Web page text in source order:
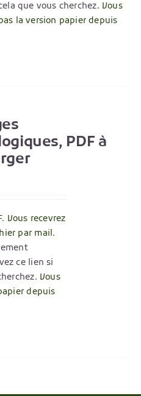
que vous cherchez. Vous
la version papier depuis
PDF à
Vous recevrez
par mail.
ce lien si
. Vous
depuis